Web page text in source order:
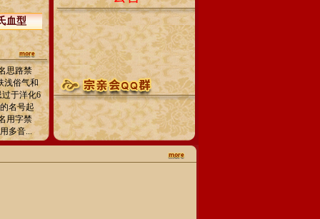
血型
思路禁
浅俗气和
于洋化6
名号起
用字禁
多音...